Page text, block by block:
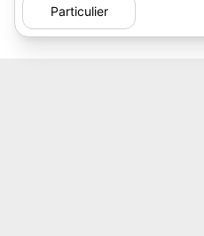
Particulier